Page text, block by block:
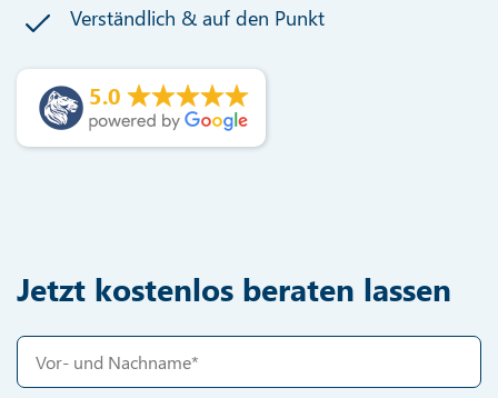
Verständlich & auf den Punkt
5.0
Jetzt kostenlos beraten lassen